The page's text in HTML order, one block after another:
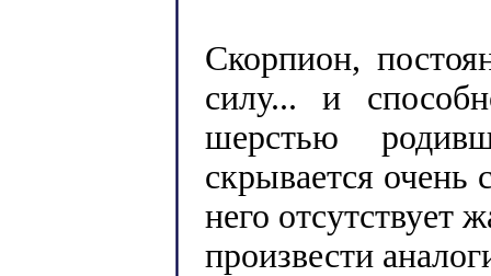
Скорпион,
силу... и
шерстью
скрывается очень
него отсутствует
произвести